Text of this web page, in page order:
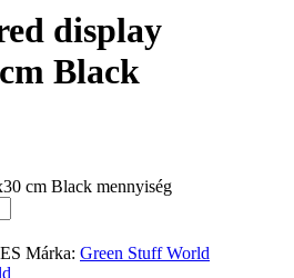
display
Black
cm Black mennyiség
Márka: Green Stuff World